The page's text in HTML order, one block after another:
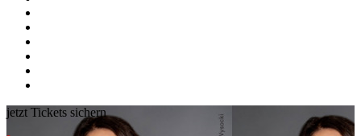
jetzt Tickets sichern